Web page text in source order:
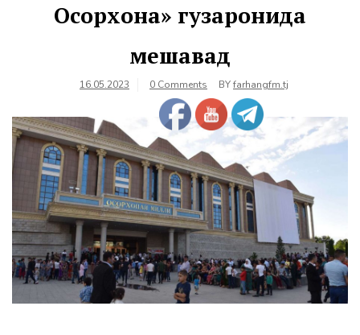
Осорхона» гузаронида
мешавад
16.05.2023 0 Comments BYfarhangfm.tj